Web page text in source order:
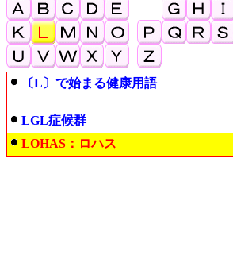
〔L〕で始まる健康用語
LGL症候群
LOHAS：ロハス